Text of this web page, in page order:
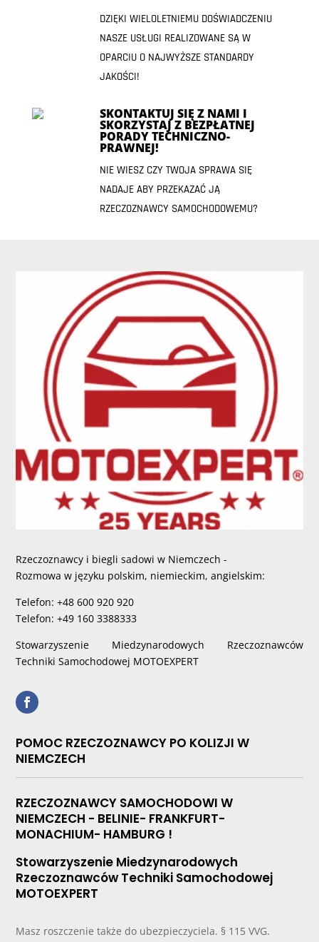
DZIĘKI WIELOLETNIEMU DOŚWIADCZENIU
NASZE USŁUGI REALIZOWANE SĄ W
OPARCIU O NAJWYŻSZE STANDARDY
JAKOŚCI!
SKONTAKTUJ SIĘ Z NAMI I
SKORZYSTAJ Z BEZPŁATNEJ
PORADY TECHNICZNO-
PRAWNEJ!
NIE WIESZ CZY TWOJA SPRAWA SIĘ
NADAJE ABY PRZEKAZAĆ JĄ
RZECZOZNAWCY SAMOCHODOWEMU?
Rzeczoznawcy i biegli sadowi w Niemczech -
Rozmowa w języku polskim, niemieckim, angielskim:
Telefon: +48 600 920 920
Telefon: +49 160 3388333
Stowarzyszenie Miedzynarodowych Rzeczoznawców
Techniki Samochodowej MOTOEXPERT
POMOC RZECZOZNAWCY PO KOLIZJI W
NIEMCZECH
RZECZOZNAWCY SAMOCHODOWI W
NIEMCZECH - BELINIE- FRANKFURT-
MONACHIUM- HAMBURG !
Stowarzyszenie Miedzynarodowych
Rzeczoznawców Techniki Samochodowej
MOTOEXPERT
Masz roszczenie także do ubezpieczyciela. § 115 VVG.